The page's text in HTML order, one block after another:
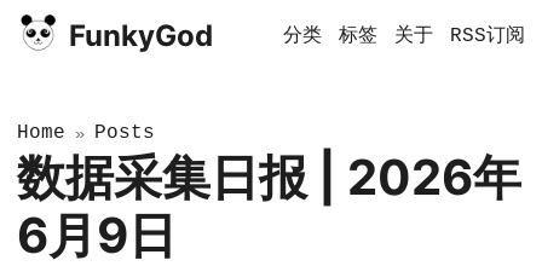
FunkyGod 分类 标签 关于 RSS订阅
Home » Posts
数据采集日报 | 2026年
6月9日